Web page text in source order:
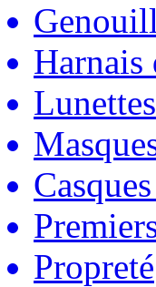
Harnais
Lunettes
Propreté